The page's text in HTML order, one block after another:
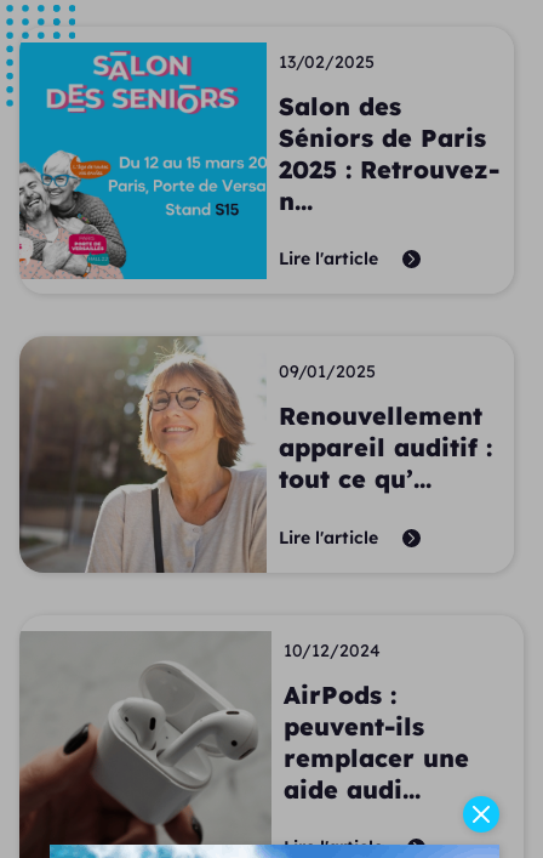
13/02/2025
Salon des
Séniors de Paris
2025 : Retrouvez-
n...
Lire l'article
09/01/2025
Renouvellement
appareil auditif :
tout ce qu’...
Lire l'article
10/12/2024
AirPods :
peuvent-ils
remplacer une
aide audi...
Lire l'article